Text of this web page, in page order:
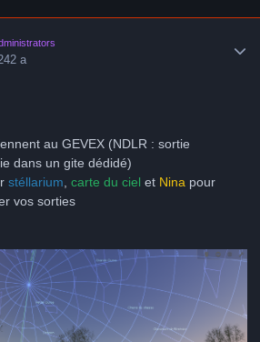
2 a
au GEVEX (NDLR : sortie
dans un gite dédidé)
stéllarium carte du ciel et Nina pour
vos sorties